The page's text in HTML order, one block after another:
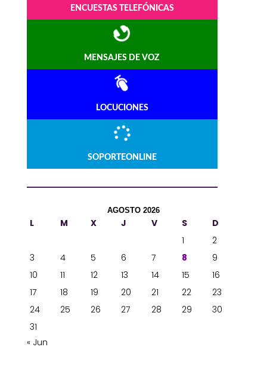
ENCUESTAS TELEFÓNICAS
MENSAJES DE VOZ
LOCUCIONES
SOPORTEONLINE
AGOSTO 2026
L M X J V S
D
1
2
3
4 5 6 7 8
9
10
11 12 13 14 15
16
17
18 19 20 21 22
23
24
25 26 27 28 29
30
31
« Jun